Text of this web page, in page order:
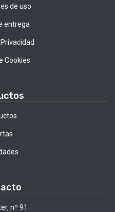
de uso
entrega
Cookies
nº 91